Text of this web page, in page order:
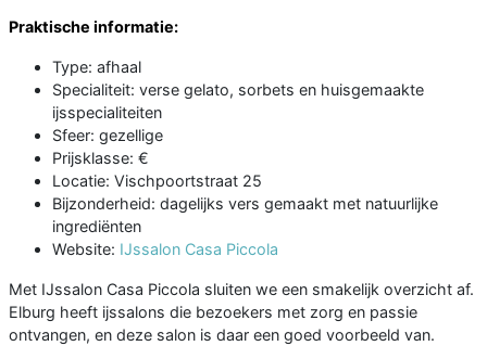
Praktische informatie:
Type: afhaal
Specialiteit: verse gelato, sorbets en huisgemaakte
ijsspecialiteiten
Sfeer: gezellige
Prijsklasse: €
Locatie: Vischpoortstraat 25
Bijzonderheid: dagelijks vers gemaakt met natuurlijke
ingrediënten
Website: IJssalon Casa Piccola
Met IJssalon Casa Piccola sluiten we een smakelijk overzicht af.
Elburg heeft ijssalons die bezoekers met zorg en passie
ontvangen, en deze salon is daar een goed voorbeeld van.